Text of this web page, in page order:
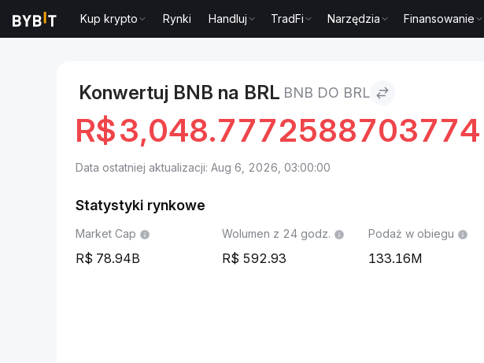
Kup krypto Rynki Handluj TradFi Narzędzia Finansowanie
Konwertuj BNB na BRL BNB DO BRL
R$3,048.7772588703774
Data ostatniej aktualizacji: Aug 6, 2026, 03:00:00
Statystyki rynkowe
Market Cap
78.94B
Wolumen z 24 godz.
592.93
Podaż w obiegu
133.16M